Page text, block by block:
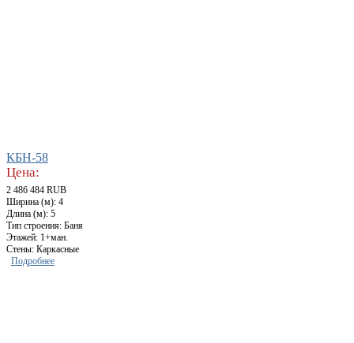
КБН-58
Цена:
2 486 484 RUB
Ширина (м): 4
Длина (м): 5
Тип строения: Баня
Этажей: 1+ман.
Стены: Каркасные
Подробнее